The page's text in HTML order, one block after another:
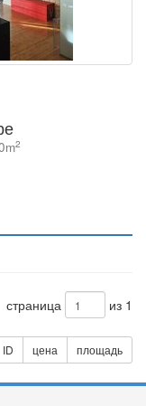
2
страница из 1
ID цена площадь